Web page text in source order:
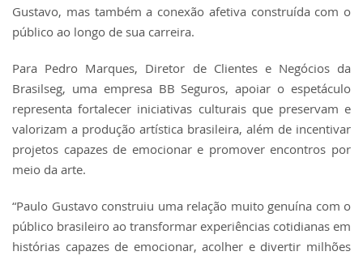
Gustavo, mas também a conexão afetiva construída com o
público ao longo de sua carreira.
Para Pedro Marques, Diretor de Clientes e Negócios da
Brasilseg, uma empresa BB Seguros, apoiar o espetáculo
representa fortalecer iniciativas culturais que preservam e
valorizam a produção artística brasileira, além de incentivar
projetos capazes de emocionar e promover encontros por
meio da arte.
“Paulo Gustavo construiu uma relação muito genuína com o
público brasileiro ao transformar experiências cotidianas em
histórias capazes de emocionar, acolher e divertir milhões